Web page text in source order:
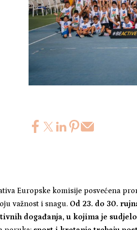
Europske komisije posvećena
važnost i snagu. Od 23. do 30.
događanja, u kojima je